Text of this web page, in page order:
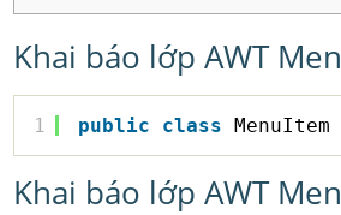
Khai báo lớp AWT
1 public class
Khai báo lớp AWT